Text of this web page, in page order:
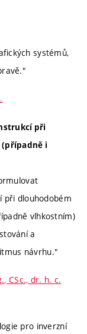
systémů,
při
i
při dlouhodobém
vlhkostním)
a
návrhu."
CSc., dr. h. c.
pro inverzní